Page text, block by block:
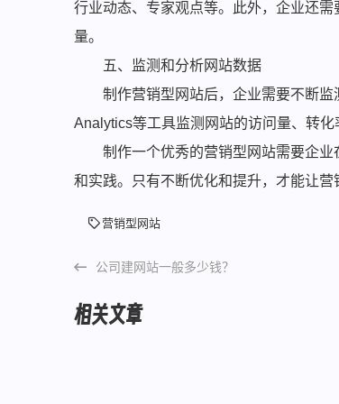
行业动态、专家观点等。此外，企业还
量。
五、监测和分析网站数据
制作营销型网站后，企业需要不断
Analytics等工具监测网站的访问量、转
制作一个优秀的营销型网站需要企
和实践。只有不断优化和提升，才能让营
营销型网站
公司建网站一般多少钱？
相关文章